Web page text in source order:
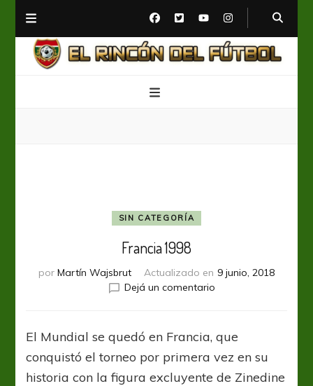
SIN CATEGORÍA
Francia 1998
por Martín Wajsbrut Actualizado en 9 junio, 2018
Dejá un comentarioen
El Mundial se quedó en Francia, que
conquistó el torneo por primera vez en su
historia con la figura excluyente de Zinedine